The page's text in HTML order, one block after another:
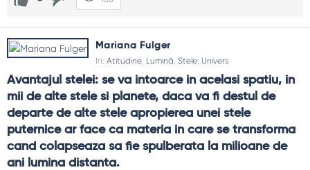
Mariana Fulger
In: Atitudine, Lumină, Stele, Univers
Avantajul stelei: se va intoarce in acelasi spatiu, in
mii de alte stele si planete, daca va fi destul de
departe de alte stele apropierea unei stele
puternice ar face ca materia in care se transforma
cand colapseaza sa fie spulberata la milioane de
ani lumina distanta.